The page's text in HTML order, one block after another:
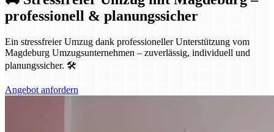
professionell & planungssicher
Ein stressfreier Umzug dank professioneller Unterstützung vom
Magdeburg Umzugsunternehmen – zuverlässig, individuell und
planungssicher. 🛠️
Angebot anfordern